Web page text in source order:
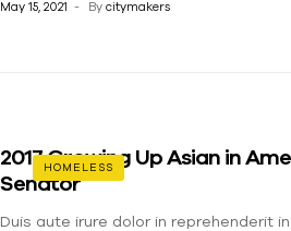
May 15, 2021 By citymakers
HOMELESS
2017 Growing Up Asian in
Senator
Duis aute irure dolor in reprehenderit